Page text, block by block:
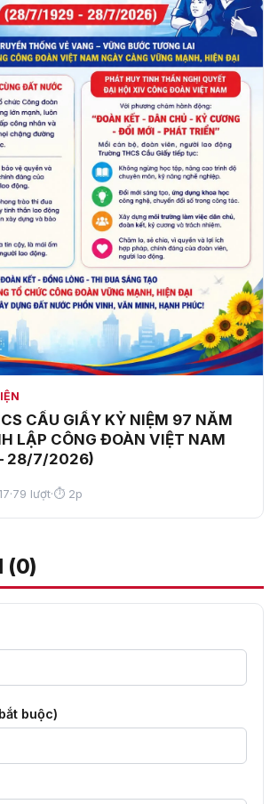
CẦU GIẤY KỶ NIỆM 97 NĂM
LẬP CÔNG ĐOÀN VIỆT NAM
28/7/2026)
·79 lượt·⏱ 2p
(0)
buộc)